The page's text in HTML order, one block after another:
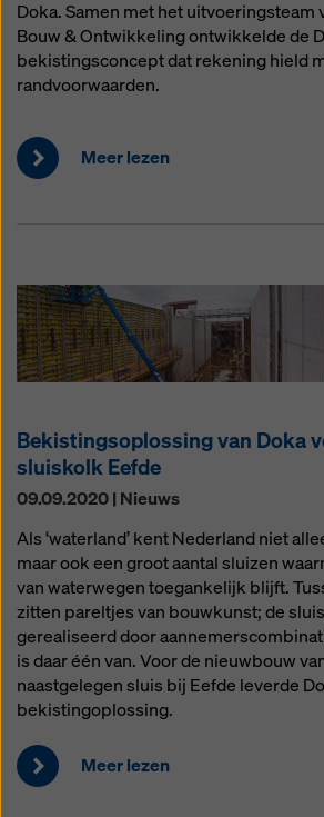
Doka. Samen met het uitvoeringsteam
Bouw & Ontwikkeling ontwikkelde de
bekistingsconcept dat rekening hield
randvoorwaarden.
Meer lezen
Bekistingsoplossing van Doka
sluiskolk Eefde
09.09.2020 | Nieuws
Als ‘waterland’ kent Nederland niet
maar ook een groot aantal sluizen
van waterwegen toegankelijk blijft.
zitten pareltjes van bouwkunst; de
gerealiseerd door
is daar één van. Voor de nieuwbouw
naastgelegen sluis bij Eefde leverde
bekistingoplossing.
Meer lezen